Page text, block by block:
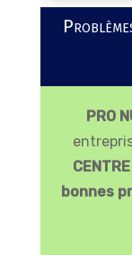
PRO
CENTRE
bonnes